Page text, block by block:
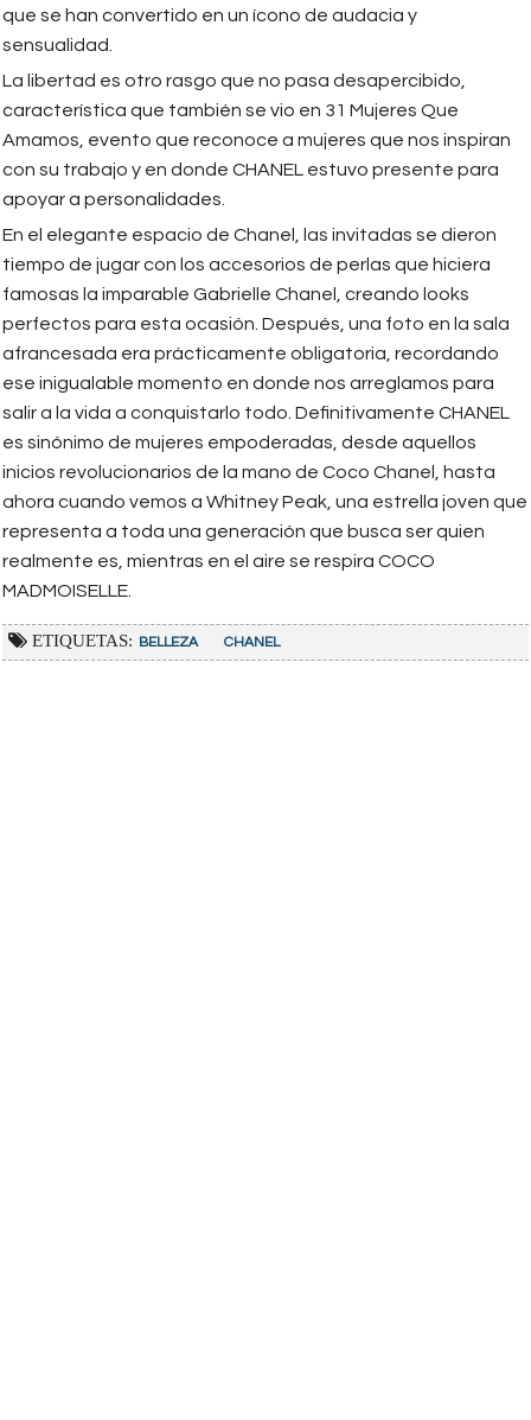
que se han convertido en un ícono de audacia y
sensualidad.
La libertad es otro rasgo que no pasa desapercibido,
característica que también se vio en 31 Mujeres Que
Amamos, evento que reconoce a mujeres que nos inspiran
con su trabajo y en donde CHANEL estuvo presente para
apoyar a personalidades.
En el elegante espacio de Chanel, las invitadas se dieron
tiempo de jugar con los accesorios de perlas que hiciera
famosas la imparable Gabrielle Chanel, creando looks
perfectos para esta ocasión. Después, una foto en la sala
afrancesada era prácticamente obligatoria, recordando
ese inigualable momento en donde nos arreglamos para
salir a la vida a conquistarlo todo. Definitivamente CHANEL
es sinónimo de mujeres empoderadas, desde aquellos
inicios revolucionarios de la mano de Coco Chanel, hasta
ahora cuando vemos a Whitney Peak, una estrella joven que
representa a toda una generación que busca ser quien
realmente es, mientras en el aire se respira COCO
MADMOISELLE.
ETIQUETAS: BELLEZA CHANEL